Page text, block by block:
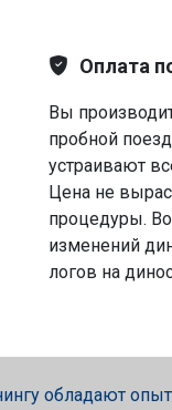
Оплата
Вы
пробной
устраивают
Цена не
процедуры.
изменений
логов на
обладают